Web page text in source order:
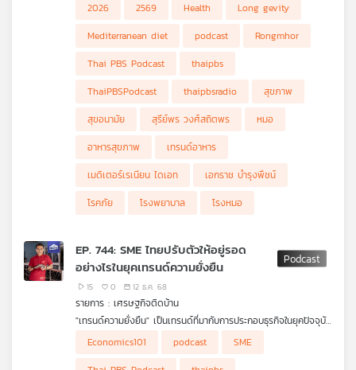
อาหารบางกลุ่มบางชนิดได้รับความนิยมเพิ่มมากขึ้น โดยเฉพาะอาหาร
ที่เป็นรูปแบบส่วนบุคคล ที่จะต้องได้รับการตรวจเพื่อดูว่าร่างกาย
เหมาะกับอาหารชนิดหรือประเภทใด อาหารที่อยู่ในกลุ่มเมดิเตอเรเนียน
ไดเอท (Mediterranean Diet) ซึ่งเป็นกลุ่มอาหารที่มีประโยชน์และ
เหมาะกับเทรนด์ Long Gevity คือการมีชีวิตยืนยาวและมีคุณภาพ
ฯลฯ ยังมีอาหารสุขภาพอะไรอีกบ้างที่เป็นเทรนด์ของปีนี้ที่คุณห้าม
พลาด รายการ โรงหมอ เล่าให้ฟังค่ะ
2026 2569 Health
Long gevity
Mediterranean diet
podcast
Rongmhor
Thai PBS Podcast
thaipbs
ThaiPBSPodcast
thaipbsradio
สุขภาพ
สุขอนามัย
สุรีย์พร วงศ์สถิตพร
หมอ
อาหารสุขภาพ
เทรนด์อาหาร
เมดิเตอร์เรเนียน ไดเอท
เอกราช บำรุงพืชน์
โรคภัย
โรงพยาบาล โรงหมอ
EP. 744: SME ไทยปรับตัวให้อยู่รอด
อย่างไรในยุคเทรนด์ความยั่งยืน
15 0 12 ธ.ค. 68
รายการ : เศรษฐกิจติดบ้าน
"เทรนด์ความยั่งยืน" เป็นเทรนด์ที่มากับการประกอบธุรกิจในยุคปัจจุบัน
และถูกพูดถึงอยู่ตลอดเวลา ก่อนหน้านี้หลายคนอาจมองว่า ธุรกิจจะ
ยั่งยืนได้จะต้องมีขนาดใหญ่ ทุนทรัพย์สูง แต่จริง ๆ แล้วธุรกิจขนาด
เล็กหรือ เอสเอ็มอี (SME) ก็สามารถนำมาปรับใช้ได้เช่นกัน แต่หาก
Economics101 podcast
SME